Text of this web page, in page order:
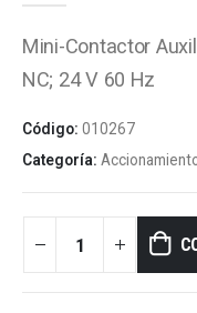
Mini-Contactor
NC; 24 V 60 Hz
Código: 010267
Categoría: